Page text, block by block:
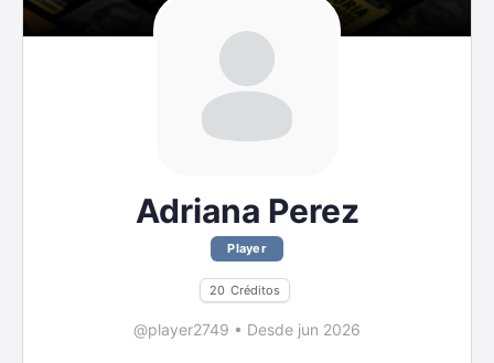
Adriana Perez
Player
20 Créditos
@player2749 • Desde jun 2026